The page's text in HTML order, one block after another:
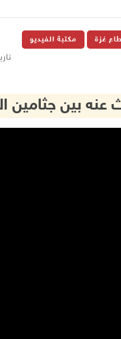
غزة مكتبة الفيديو
تاريخ
عنه بين جثامين